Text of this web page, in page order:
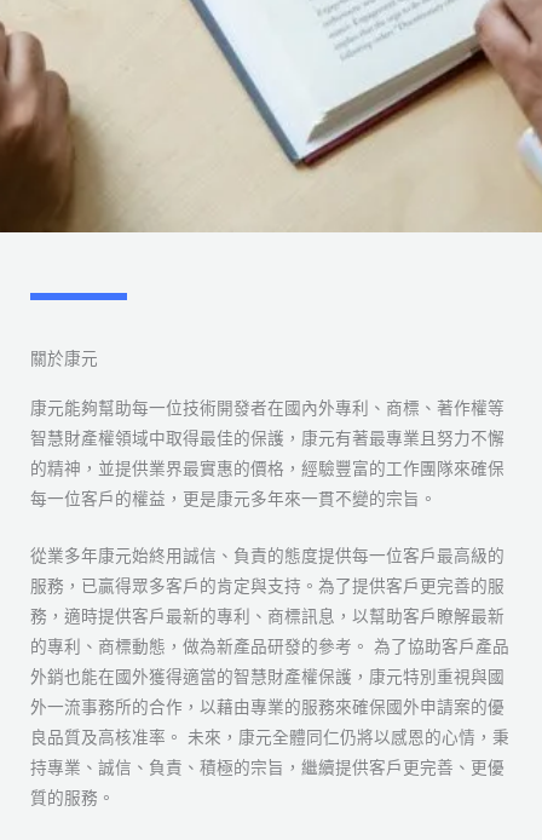
關於康元
康元能夠幫助每一位技術開發者在國內外專利、商標、著作權等
智慧財產權領域中取得最佳的保護，康元有著最專業且努力不懈
的精神，並提供業界最實惠的價格，經驗豐富的工作團隊來確保
每一位客戶的權益，更是康元多年來一貫不變的宗旨。
從業多年康元始終用誠信、負責的態度提供每一位客戶最高級的
服務，已贏得眾多客戶的肯定與支持。為了提供客戶更完善的服
務，適時提供客戶最新的專利、商標訊息，以幫助客戶瞭解最新
的專利、商標動態，做為新產品研發的參考。 為了協助客戶產品
外銷也能在國外獲得適當的智慧財產權保護，康元特別重視與國
外一流事務所的合作，以藉由專業的服務來確保國外申請案的優
良品質及高核准率。 未來，康元全體同仁仍將以感恩的心情，秉
持專業、誠信、負責、積極的宗旨，繼續提供客戶更完善、更優
質的服務。